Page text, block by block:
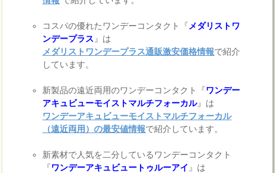
コスパの優れたワンデーコンタクト『 メダリストワ
ンデープラス 』は
メダリストワンデープラス通販激安価格情報で紹介
しています。
新製品の遠近両用のワンデーコンタクト『ワンデー
アキュビューモイストマルチフォーカル』は
ワンデーアキュビューモイストマルチフォーカル
（遠近両用）の最安値情報で紹介しています。
新素材で人気を二分しているワンデーコンタクト
『ワンデーアキュビュートゥルーアイ 』は